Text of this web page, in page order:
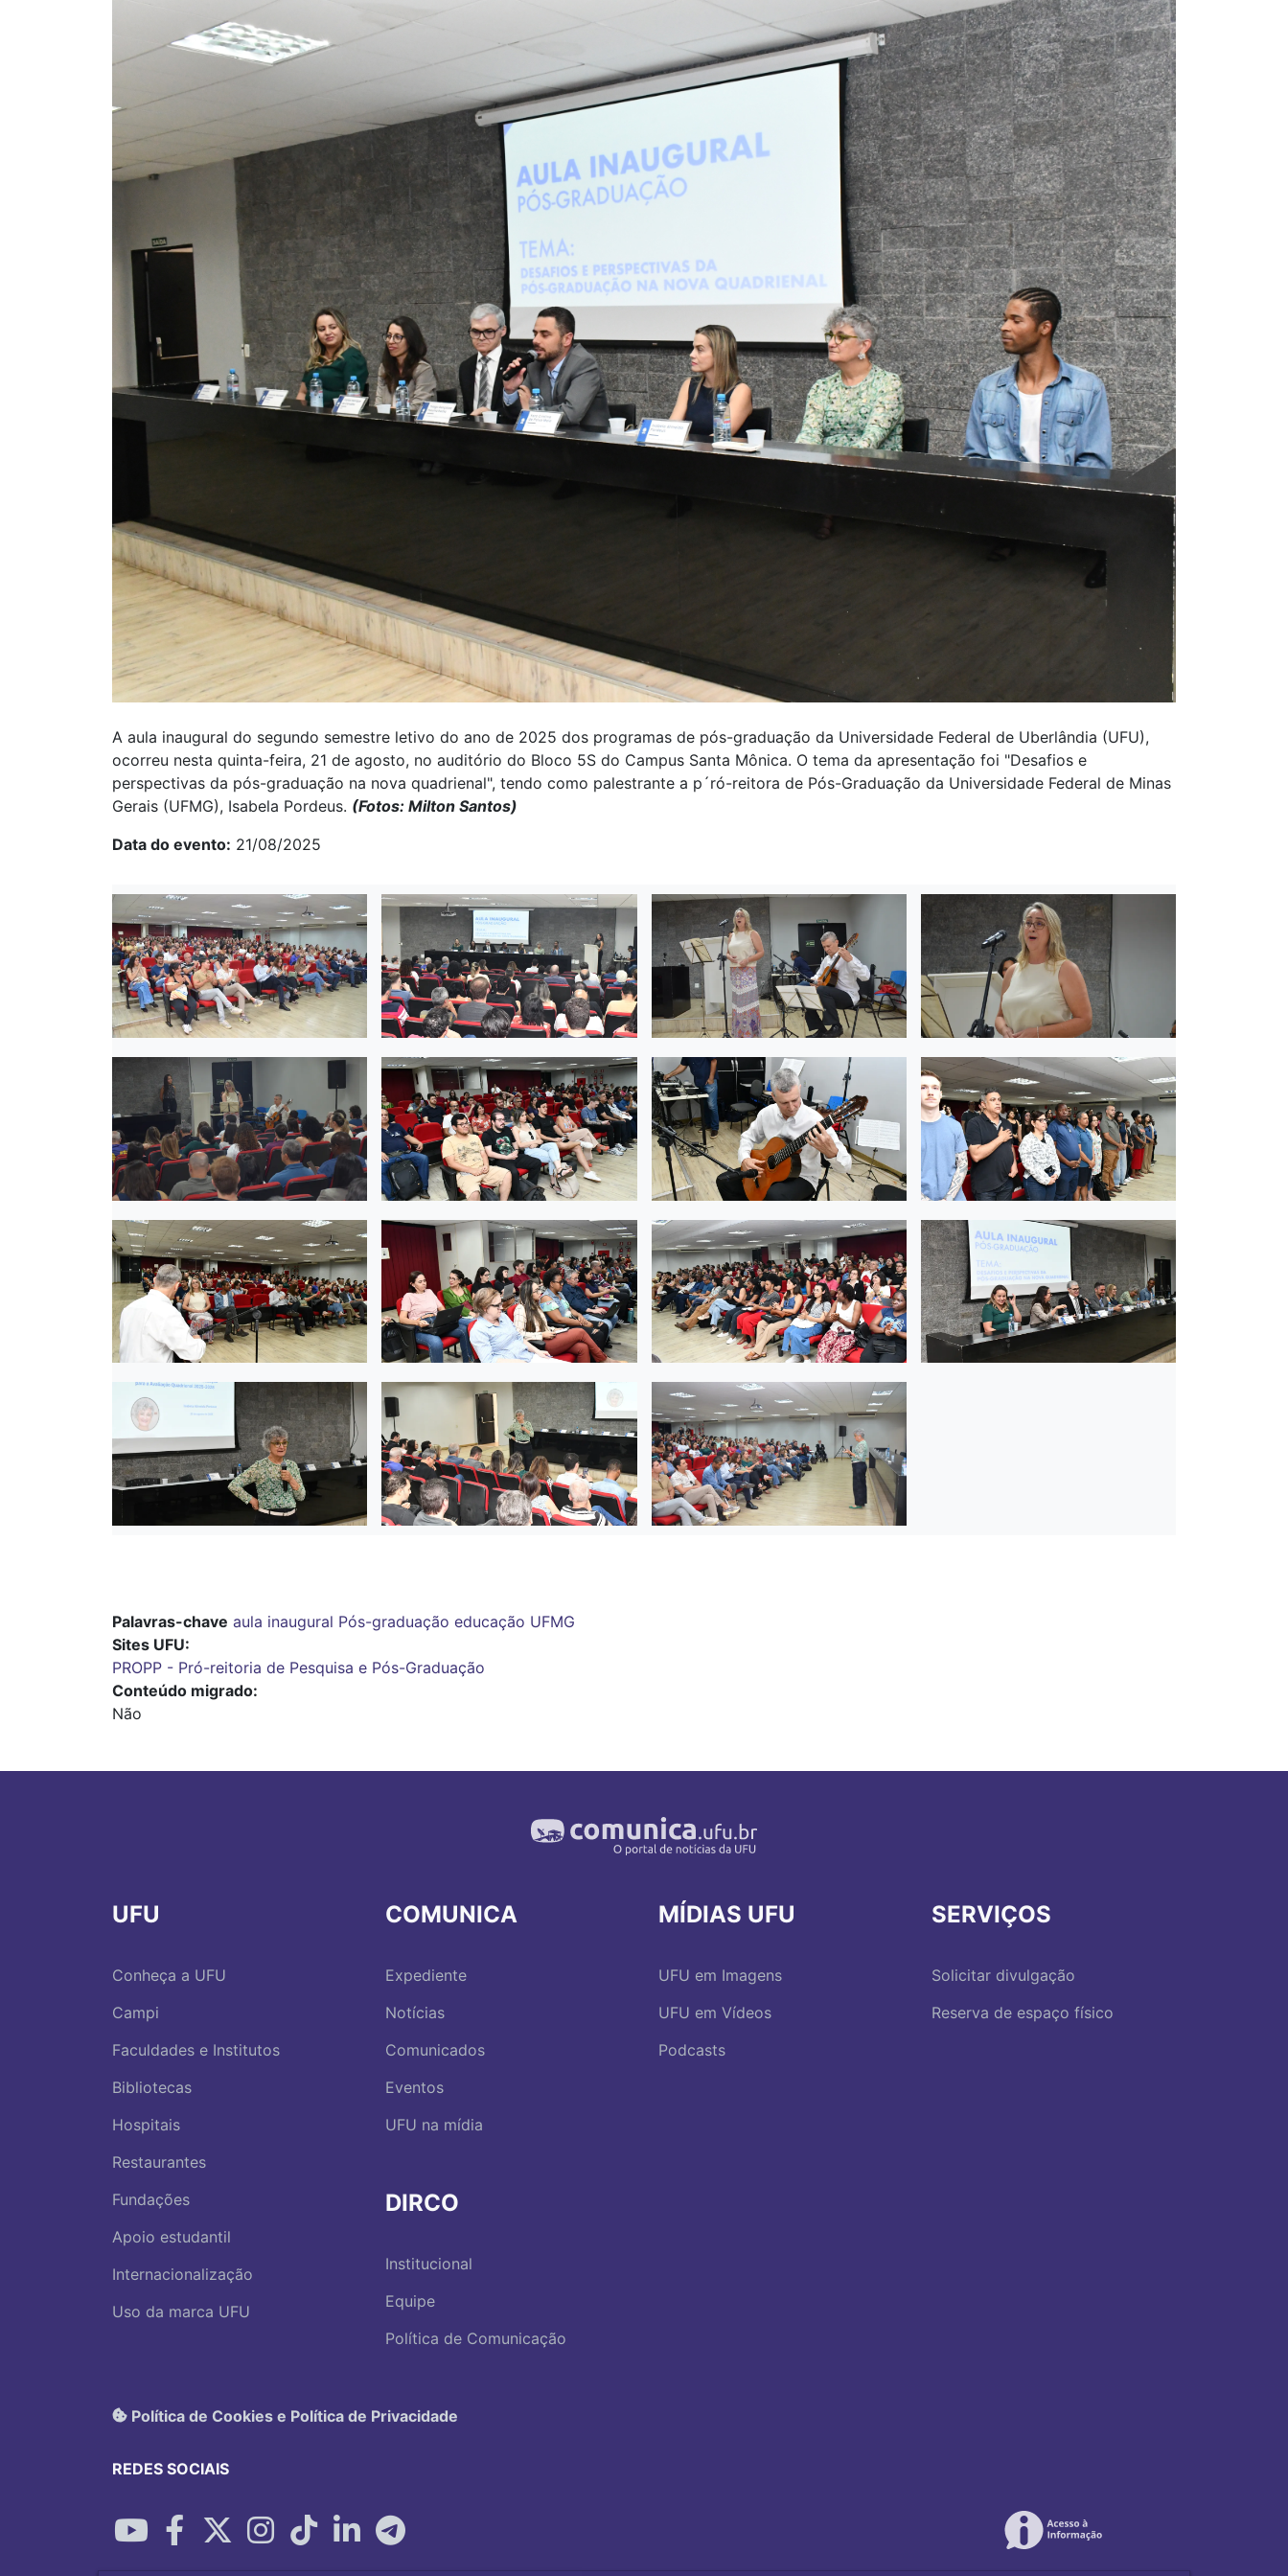
A aula inaugural do segundo semestre letivo do ano de 2025 dos programas de pós-graduação da Universidade Federal de Uberlândia (UFU),
ocorreu nesta quinta-feira, 21 de agosto, no auditório do Bloco 5S do Campus Santa Mônica. O tema da apresentação foi "Desafios e
perspectivas da pós-graduação na nova quadrienal", tendo como palestrante a p´ró-reitora de Pós-Graduação da Universidade Federal de Minas
Gerais (UFMG), Isabela Pordeus. (Fotos: Milton Santos)
Data do evento 21/08/2025
Palavras-chave aula inaugural Pós-graduação educação UFMG
Sites UFU
PROPP - Pró-reitoria de Pesquisa e Pós-Graduação
Conteúdo migrado
Não
UFU
Conheça a UFU
Campi
Faculdades e Institutos
Bibliotecas
Hospitais
Restaurantes
Fundações
Apoio estudantil
Internacionalização
Uso da marca UFU
COMUNICA
Expediente
Notícias
Comunicados
Eventos
UFU na mídia
DIRCO
Institucional
Equipe
Política de Comunicação
MÍDIAS UFU
UFU em Imagens
UFU em Vídeos
Podcasts
SERVIÇOS
Solicitar divulgação
Reserva de espaço físico
Política de Cookies e Política de Privacidade
REDES SOCIAIS